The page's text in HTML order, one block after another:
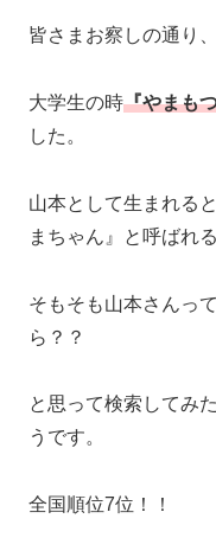
皆さまお察しの通り
大学生の時『やまも
した。
山本として生まれる
まちゃん』と呼ばれ
そもそも山本さんっ
ら？？
と思って検索してみ
うです。
全国順位7位！！